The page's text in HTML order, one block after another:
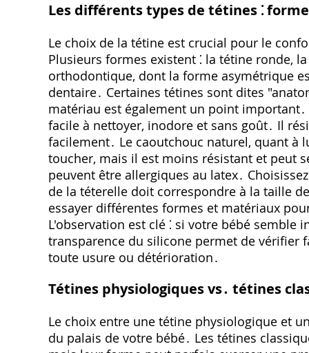
Les différents types de tétines ⁚
Le choix de la tétine est crucial pour le
Plusieurs formes existent ⁚ la tétine ronde,
orthodontique, dont la forme asymétrique
dentaire․ Certaines tétines sont dites
matériau est également un point
facile à nettoyer, inodore et sans goût․ Il
facilement․ Le caoutchouc naturel, quant à
toucher, mais il est moins résistant et peut
peuvent être allergiques au latex․
de la téterelle doit correspondre à la taille
essayer différentes formes et matériaux
L'observation est clé ⁚ si votre bébé semble
transparence du silicone permet de vérifier
toute usure ou détérioration․
Tétines physiologiques vs․ tétines
Le choix entre une tétine physiologique et
du palais de votre bébé․ Les tétines